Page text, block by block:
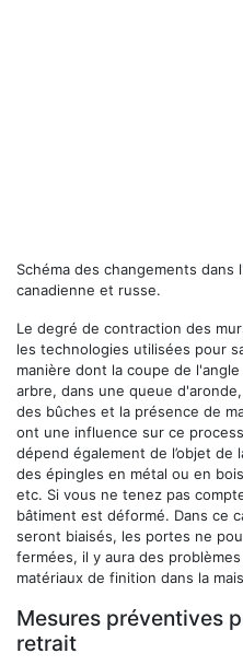
Schéma des changements
canadienne et russe.
Le degré de contraction des
les technologies utilisées pour
manière dont la coupe de
arbre, dans une queue
des bûches et la présence de
ont une influence sur ce
dépend également de l’objet de
des épingles en métal ou en
etc. Si vous ne tenez pas
bâtiment est déformé. Dans ce
seront biaisés, les portes ne
fermées, il y aura des
matériaux de finition dans la
Mesures préventives
retrait